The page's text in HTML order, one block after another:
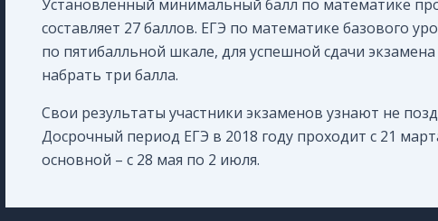
Установленный минимальный балл по математике
составляет 27 баллов. ЕГЭ по математике базового
по пятибалльной шкале, для успешной сдачи
набрать три балла.
Свои результаты участники экзаменов узнают не
Досрочный период ЕГЭ в 2018 году проходит с 21
основной – с 28 мая по 2 июля.